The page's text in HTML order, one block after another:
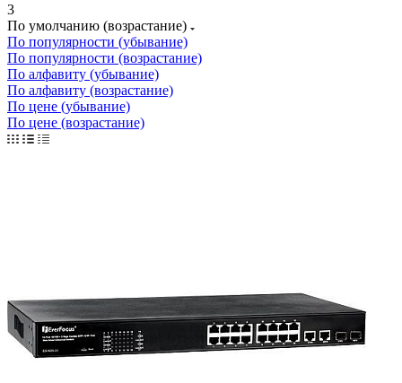
3
По умолчанию (возрастание)
По популярности (убывание)
По популярности (возрастание)
По алфавиту (убывание)
По алфавиту (возрастание)
По цене (убывание)
По цене (возрастание)